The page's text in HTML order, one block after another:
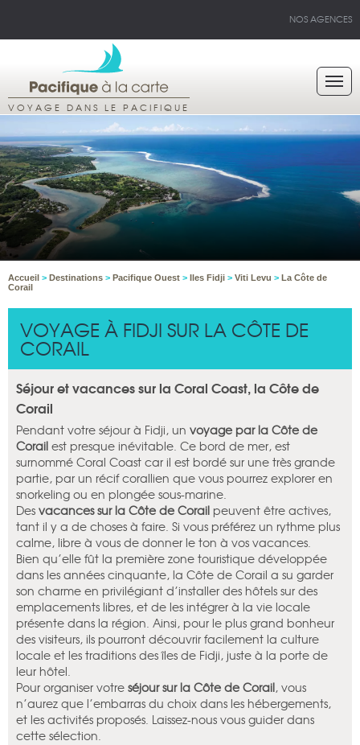
NOS AGENCES
VOYAGE DANS LE PACIFIQUE
Accueil > Destinations > Pacifique Ouest > Iles Fidji > Viti Levu > La Côte de
Corail
VOYAGE À FIDJI SUR LA CÔTE DE
CORAIL
Séjour et vacances sur la Coral Coast, la Côte de
Corail
Pendant votre séjour à Fidji, un voyage par la Côte de
Corail est presque inévitable. Ce bord de mer, est
surnommé Coral Coast car il est bordé sur une très grande
partie, par un récif corallien que vous pourrez explorer en
snorkeling ou en plongée sous-marine.
Des vacances sur la Côte de Corail peuvent être actives,
tant il y a de choses à faire. Si vous préférez un rythme plus
calme, libre à vous de donner le ton à vos vacances.
Bien qu’elle fût la première zone touristique développée
dans les années cinquante, la Côte de Corail a su garder
son charme en privilégiant d’installer des hôtels sur des
emplacements libres, et de les intégrer à la vie locale
présente dans la région. Ainsi, pour le plus grand bonheur
des visiteurs, ils pourront découvrir facilement la culture
locale et les traditions des îles de Fidji, juste à la porte de
leur hôtel.
Pour organiser votre séjour sur la Côte de Corail, vous
n’aurez que l’embarras du choix dans les hébergements,
et les activités proposés. Laissez-nous vous guider dans
cette sélection.